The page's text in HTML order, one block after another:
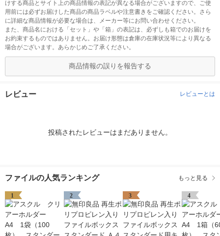
けする商品とサイト上の商品情報の表記が異なる場合がございますので、ご使
用前には必ずお届けした商品の商品ラベルや注意書きをご確認ください。さら
に詳細な商品情報が必要な場合は、メーカー等にお問い合わせください。
また、商品名における「セット」や「箱」の表記は、必ずしも箱でのお届けを
お約束するものではありません。お届け形態は倉庫の在庫状況等により異なる
場合がございます。あらかじめご了承ください。
商品情報の誤りを報告する
レビュー レビューとは
投稿されたレビューはまだありません。
ファイルの人気ランキング もっと見る
1 2 3 4